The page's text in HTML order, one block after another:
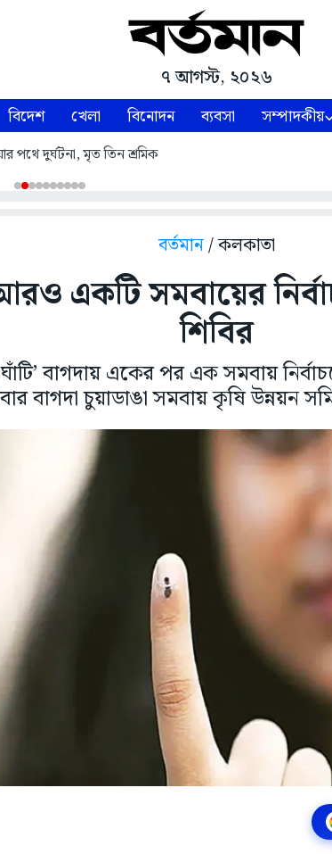
৭ আগস্ট, ২০২৬
বিদেশ খেলা বিনোদন ব্যবসা সম্পাদকীয়
পথে দুর্ঘটনা, মৃত তিন শ্রমিক
বর্তমান/ কলকাতা
একটি সমবায়ের
শিবির
বাগদায় একের পর এক সমবায়
বাগদা চুয়াডাঙা সমবায় কৃষি উন্নয়ন